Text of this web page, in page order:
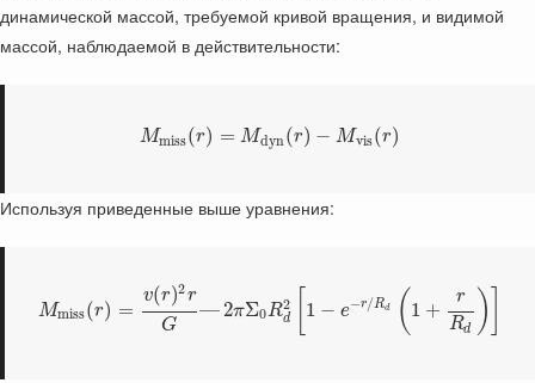
динамической массой, требуемой кривой вращения, и видимой
массой, наблюдаемой в действительности:
Mmiss(r) = Mdyn (r) − Mvis(r)
Используя приведенные выше уравнения:
Mmiss(r) =
v(r)2r
G
— 2πΣ0R2
d 1 − e−r/Rd ( 1 +
r
Rd )